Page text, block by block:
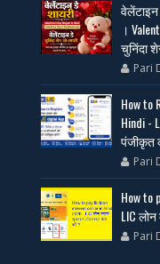
वेलेंटाइन
।
चुनिंदा
Pari
How to
Hindi -
पंजीकृत
Pari
How to
LIC
Pari